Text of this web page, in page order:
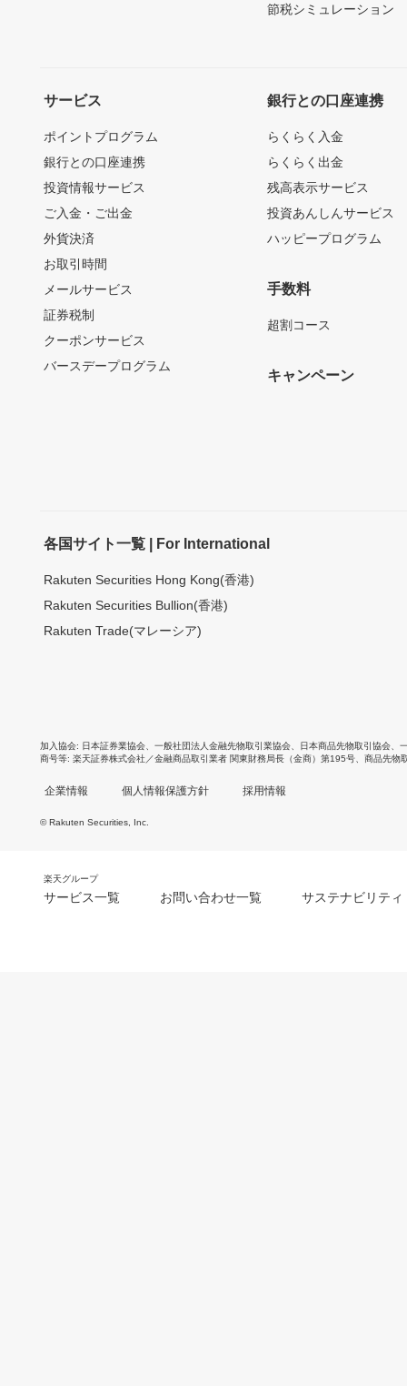
節税シミュレーション
サービス
ポイントプログラム
銀行との口座連携
投資情報サービス
ご入金・ご出金
外貨決済
お取引時間
メールサービス
証券税制
クーポンサービス
バースデープログラム
銀行との口座連携
らくらく入金
らくらく出金
残高表示サービス
投資あんしんサービス
ハッピープログラム
手数料
超割コース
キャンペーン
各国サイト一覧 | For International
Rakuten Securities Hong Kong(香港)
Rakuten Securities Bullion(香港)
Rakuten Trade(マレーシア)
加入協会 日本証券業協会 一般社団法人金融先物取引業協会 日本商品先物取引協会
商号等 楽天証券株式会社／金融商品取引業者 関東財務局長（金商）第195号、商品先物
企業情報 個人情報保護方針 採用情報
© Rakuten Securities, Inc.
楽天グループ
サービス一覧 お問い合わせ一覧 サステナビリティ